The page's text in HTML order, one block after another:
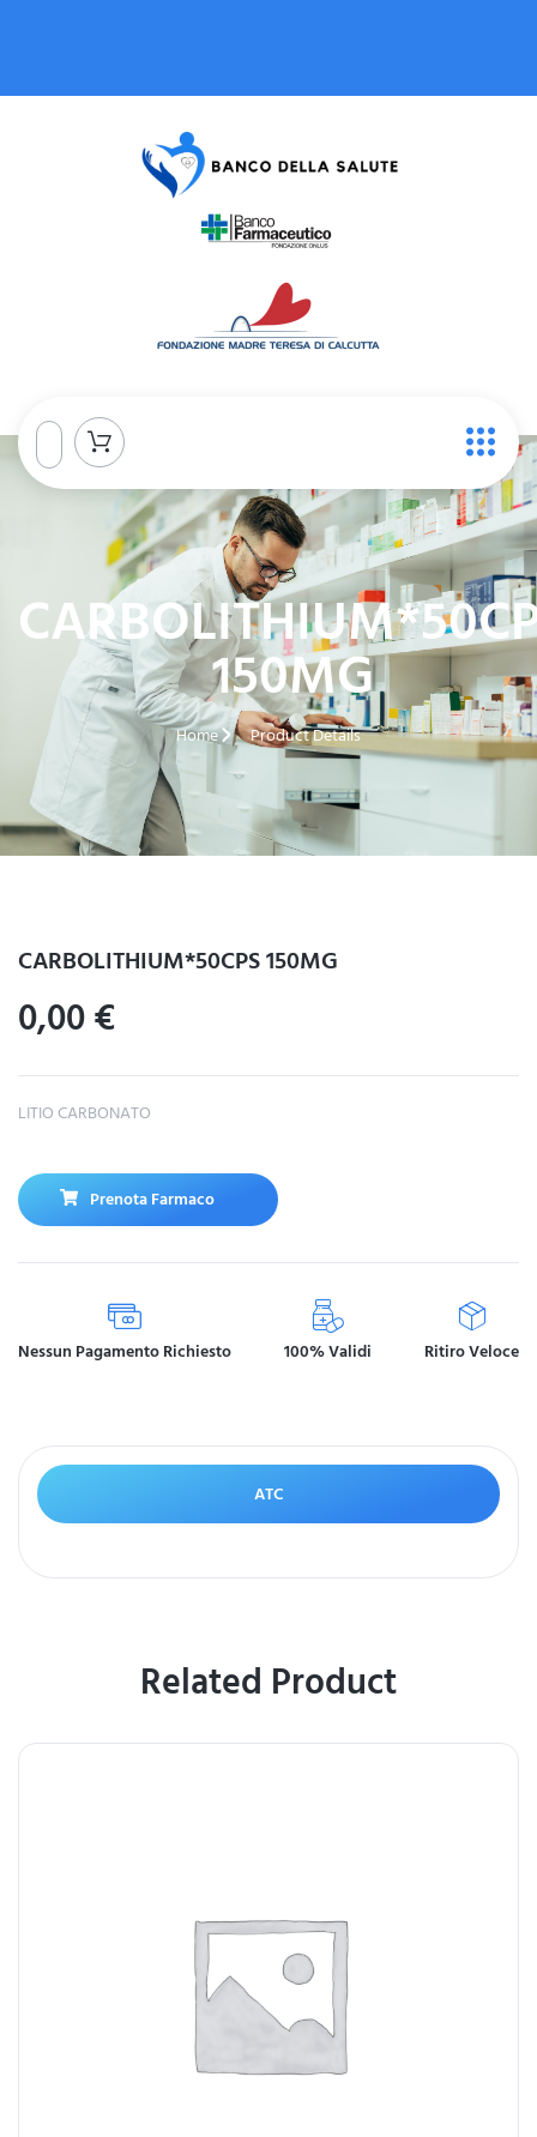
150MG
Home Product Details
CARBOLITHIUM*50CPS 150MG
0,00€
LITIO CARBONATO
Prenota Farmaco
Nessun Pagamento Richiesto 100% Validi Ritiro Veloce
ATC
Related Product